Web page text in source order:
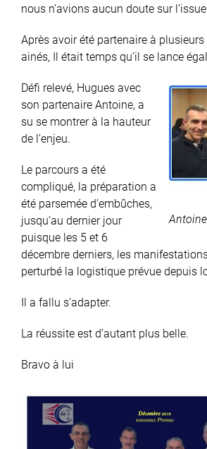
nous n’avions aucun doute sur
Après avoir été partenaire à
ainés, Il était temps qu’il se lance
Défi relevé, Hugues avec
son partenaire Antoine, a
su se montrer à la hauteur
de l’enjeu.
Le parcours a été
compliqué, la préparation a
été parsemée d’embûches,
jusqu’au dernier jour
puisque les 5 et 6
décembre derniers, les
perturbé la logistique prévue depuis
Il a fallu s’adapter.
La réussite est d’autant plus belle.
Bravo à lui